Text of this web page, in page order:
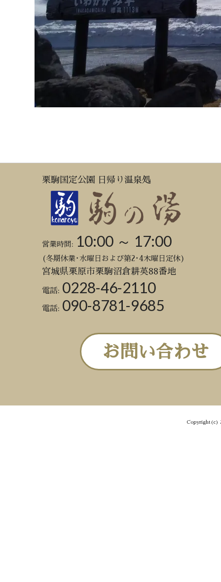
栗駒国定公園 日帰り温泉処
営業時間: 10:00 ～ 17:00
(冬期休業･水曜日および第2･4木曜日定休)
宮城県栗原市栗駒沼倉耕英88番地
電話: 0228-46-2110
電話: 090-8781-9685
お問い合わせ
Copyright(c)